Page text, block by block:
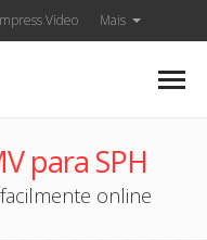
Video Mais
para SPH
online